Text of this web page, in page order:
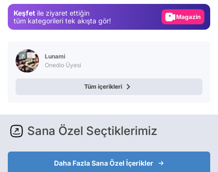
Keşfet ile ziyaret ettiğin
tüm kategorileri tek akışta gör!
Magazin
Video
Lunami
Onedio Üyesi
Tüm içerikleri
Sana Özel Seçtiklerimiz
Daha Fazla Sana Özel İçerikler